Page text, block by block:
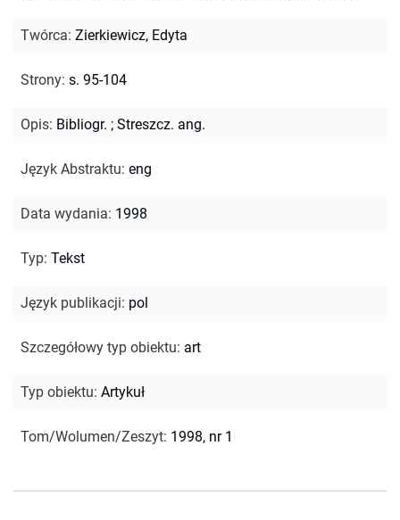
Twórca: Zierkiewicz, Edyta
Strony: s. 95-104
Opis: Bibliogr. ; Streszcz. ang.
Język Abstraktu: eng
Data wydania: 1998
Typ: Tekst
Język publikacji: pol
Szczegółowy typ obiektu: art
Typ obiektu: Artykuł
Tom/Wolumen/Zeszyt: 1998, nr 1